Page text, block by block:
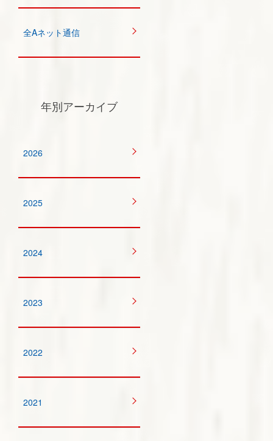
全Aネット通信
年別アーカイブ
2026
2025
2024
2023
2022
2021